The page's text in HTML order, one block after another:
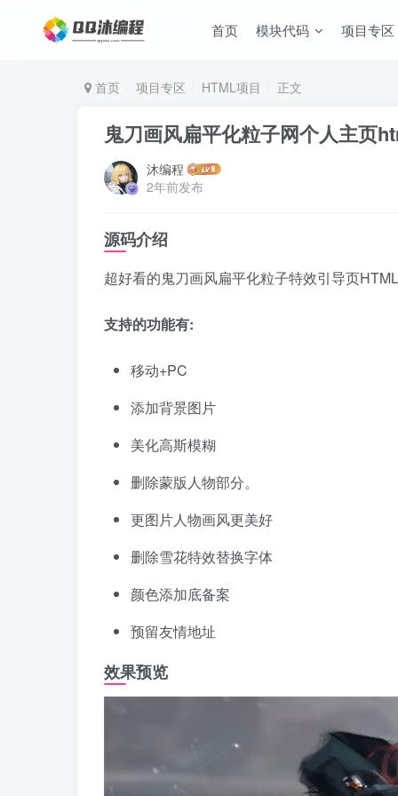
首页 模块代码 项目专区
首页 项目专区 HTML项目 正文
鬼刀画风扁平化粒子网个人主页
沐编程
2年前发布
源码介绍
超好看的鬼刀画风扁平化粒子特效引导页
支持的功能有:
移动+PC
添加背景图片
美化高斯模糊
删除蒙版人物部分。
更图片人物画风更美好
删除雪花特效替换字体
颜色添加底备案
预留友情地址
效果预览